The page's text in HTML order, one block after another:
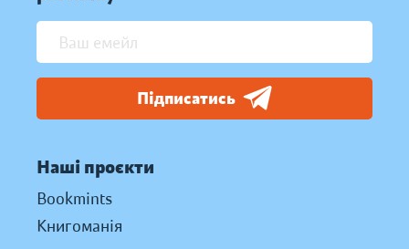
Підписатись
Наші проєкти
Bookmints
Книгоманія